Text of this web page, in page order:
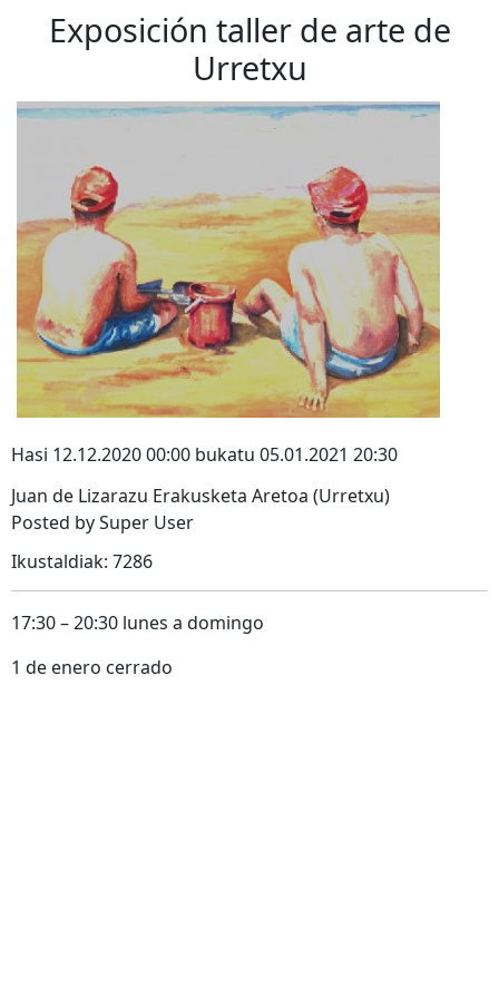
Exposición taller de arte de
Urretxu
Hasi 12.12.2020 00:00 bukatu 05.01.2021 20:30
Juan de Lizarazu Erakusketa Aretoa (Urretxu)
Posted by Super User
Ikustaldiak: 7286
17:30 – 20:30 lunes a domingo
1 de enero cerrado